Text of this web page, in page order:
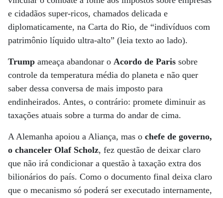
e cidadãos super-ricos, chamados delicada e
diplomaticamente, na Carta do Rio, de “indivíduos com
patrimônio líquido ultra-alto” (leia texto ao lado).
Trump ameaça abandonar o Acordo de Paris sobre
controle da temperatura média do planeta e não quer
saber dessa conversa de mais imposto para
endinheirados. Antes, o contrário: promete diminuir as
taxações atuais sobre a turma do andar de cima.
A Alemanha apoiou a Aliança, mas o chefe de governo,
o chanceler Olaf Scholz, fez questão de deixar claro
que não irá condicionar a questão à taxação extra dos
bilionários do país. Como o documento final deixa claro
que o mecanismo só poderá ser executado internamente,